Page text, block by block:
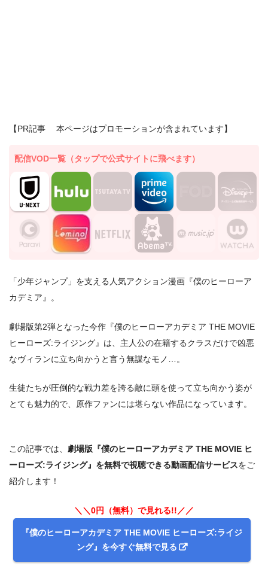
【PR記事 本ページはプロモーションが含まれています】
配信VOD一覧（タップで公式サイトに飛べます）
「少年ジャンプ」を支える人気アクション漫画『僕のヒーローア
カデミア』。
劇場版第2弾となった今作『僕のヒーローアカデミア THE MOVIE
ヒーローズ:ライジング』は、主人公の在籍するクラスだけで凶悪
なヴィランに立ち向かうと言う無謀なモノ…。
生徒たちが圧倒的な戦力差を誇る敵に頭を使って立ち向かう姿が
とても魅力的で、原作ファンには堪らない作品になっています。
この記事では、 劇場版『僕のヒーローアカデミア THE MOVIE ヒ
ーローズ:ライジング』を無料で視聴できる動画配信サービスをご
紹介します！
＼＼0円（無料）で見れる!!／／
『僕のヒーローアカデミア THE MOVIE ヒーローズ:ライジ
ング』を今すぐ無料で見る